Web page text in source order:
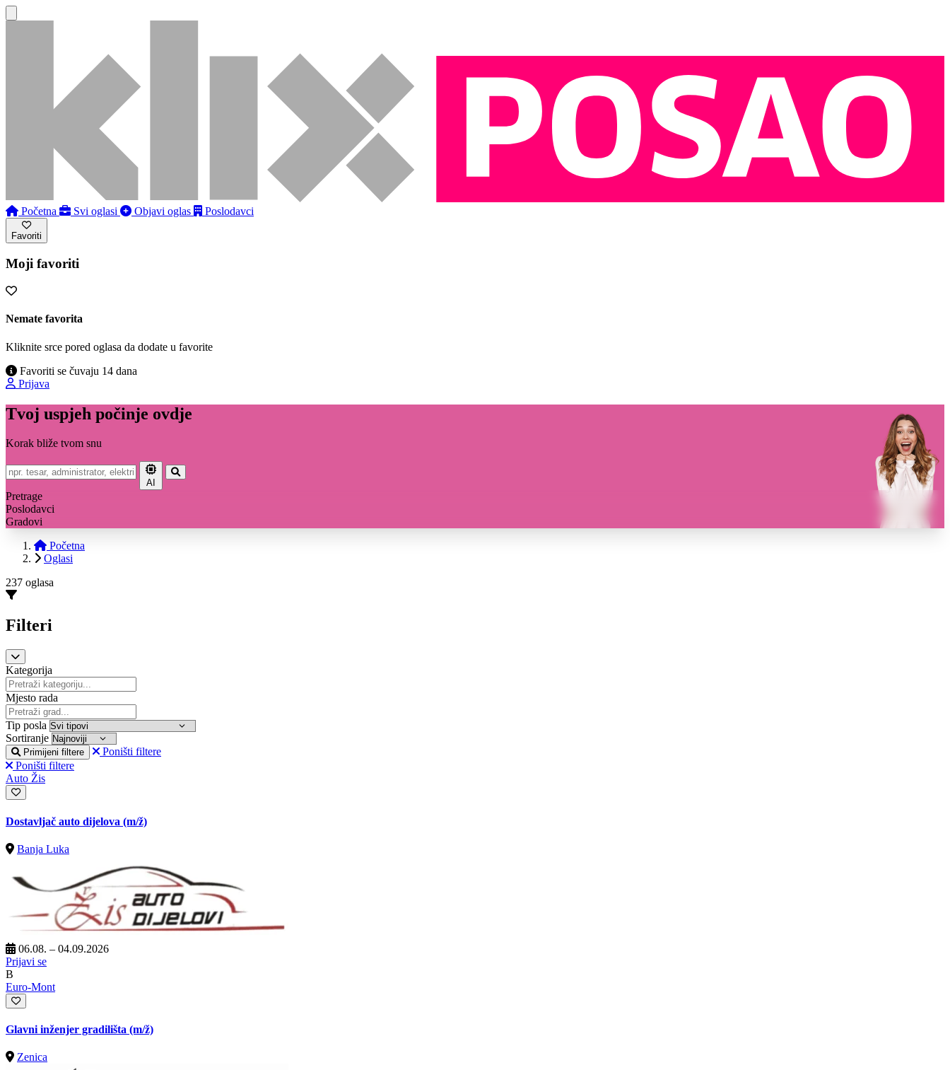
Početna Svi oglasi Objavi oglas Poslodavci
Favoriti
Moji favoriti
Nemate favorita
Kliknite srce pored oglasa da dodate u favorite
Favoriti se čuvaju 14 dana
Prijava
Tvoj uspjeh počinje ovdje
Korak bliže tvom snu
AI
Pretrage
Poslodavci
Gradovi
Početna
Oglasi
237 oglasa
Filteri
Kategorija
Mjesto rada
Tip posla
Sortiranje
Primijeni filtere
Poništi filtere
Poništi filtere
Auto Žis
Dostavljač auto dijelova (m/ž)
Banja Luka
06.08. – 04.09.2026
Prijavi se
B
Euro-Mont
Glavni inženjer gradilišta (m/ž)
Zenica